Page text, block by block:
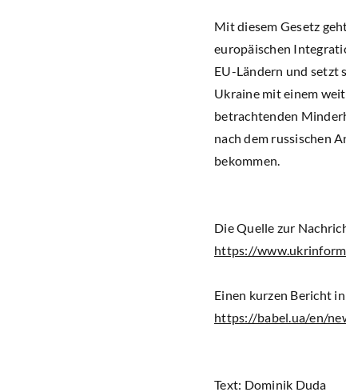
Mit diesem Gesetz
europäischen
EU-Ländern und setzt
Ukraine mit einem
betrachtenden
nach dem russischen
bekommen.
Die Quelle zur
https://
Einen kurzen Bericht
https://babel.ua/en/
Text: Dominik Duda